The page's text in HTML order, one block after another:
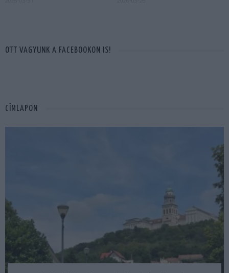
OTT VAGYUNK A FACEBOOKON IS!
CÍMLAPON